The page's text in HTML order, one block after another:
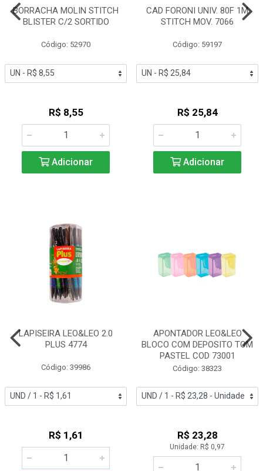
BORRACHA MOLIN STITCH
BLISTER C/2 SORTIDO
Código: 52970
R$ 8,55
Adicionar
CAD FORONI UNIV. 80F 1M
STITCH MOV. 7066
Código: 59197
R$ 25,84
Adicionar
LAPISEIRA LEO&LEO 2.0
PLUS 4774
Código: 39986
R$ 1,61
APONTADOR LEO&LEO
BLOCO COM DEPOSITO TOM
PASTEL COD 73001
Código: 38323
R$ 23,28
Unidade: R$ 0,97